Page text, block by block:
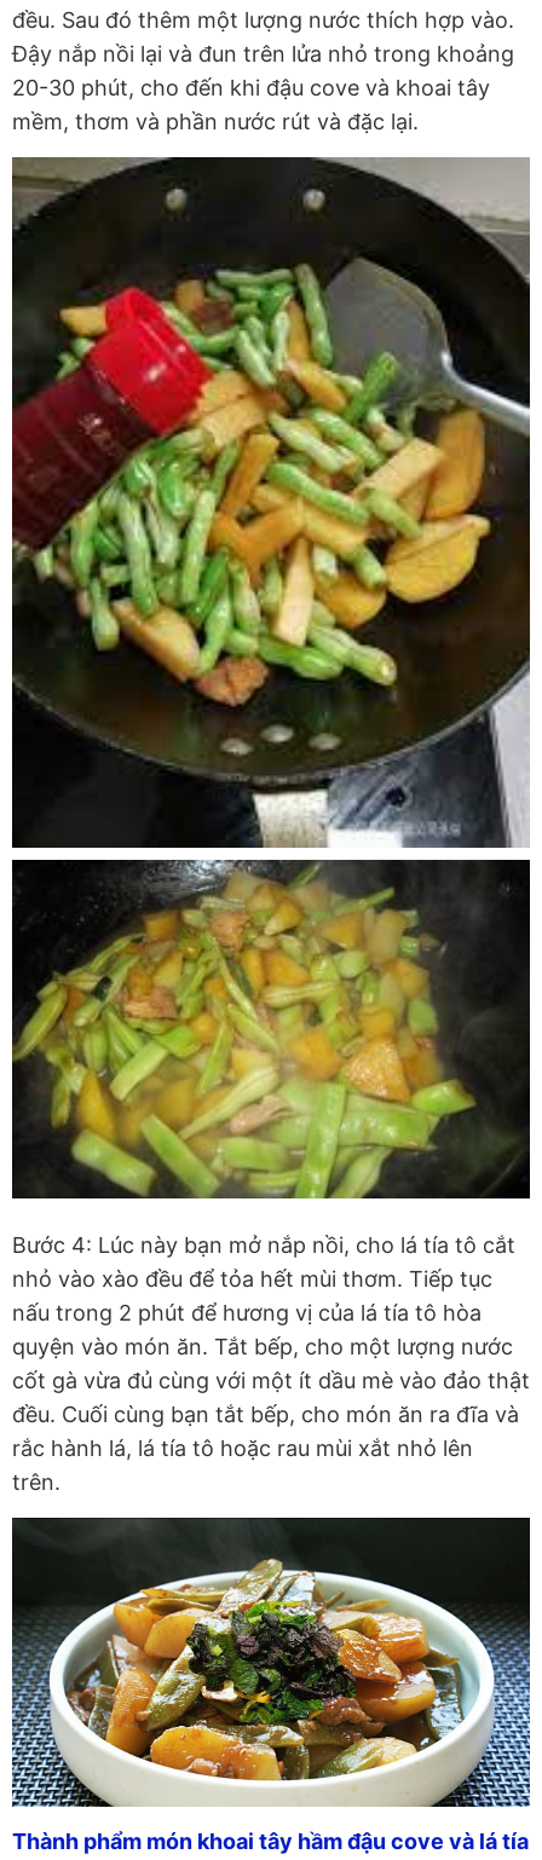
đều. Sau đó thêm một lượng nước thích hợp vào.
Đậy nắp nồi lại và đun trên lửa nhỏ trong khoảng
20-30 phút, cho đến khi đậu cove và khoai tây
mềm, thơm và phần nước rút và đặc lại.
Bước 4: Lúc này bạn mở nắp nồi, cho lá tía tô cắt
nhỏ vào xào đều để tỏa hết mùi thơm. Tiếp tục
nấu trong 2 phút để hương vị của lá tía tô hòa
quyện vào món ăn. Tắt bếp, cho một lượng nước
cốt gà vừa đủ cùng với một ít dầu mè vào đảo thật
đều. Cuối cùng bạn tắt bếp, cho món ăn ra đĩa và
rắc hành lá, lá tía tô hoặc rau mùi xắt nhỏ lên
trên.
Thành phẩm món khoai tây hầm đậu cove và lá tía